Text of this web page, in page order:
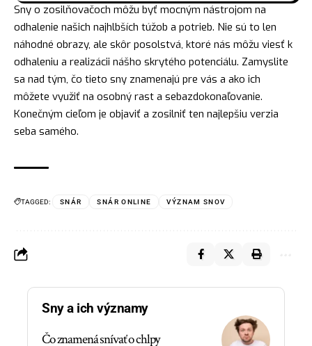
Sny o zosilňovačoch môžu byť mocným nástrojom na
odhalenie našich najhlbších túžob a potrieb. Nie sú to len
náhodné obrazy, ale skôr posolstvá, ktoré nás môžu viesť k
odhaleniu a realizácii nášho skrytého potenciálu. Zamyslite
sa nad tým, čo tieto sny znamenajú pre vás a ako ich
môžete využiť na osobný rast a sebazdokonaľovanie.
Konečným cieľom je objaviť a zosilniť ten najlepšiu verzia
seba samého.
TAGGED: SNÁR SNÁR ONLINE VÝZNAM SNOV
Sny a ich významy
Čo znamená snívať o chlpy